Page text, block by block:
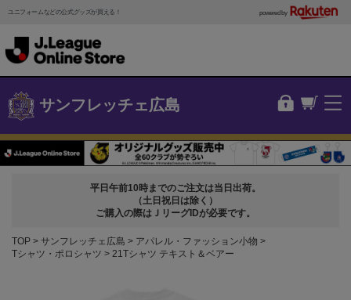
ユニフォームなどの公式グッズが買える！ powered by
サンフレッチェ広島
平日午前10時までのご注文は当日出荷。
（土日祝日は除く）
ご購入の際はＪリーグIDが必要です。
TOP サンフレッチェ広島
アパレル・ファッション小物
Tシャツ・ポロシャツ
21Tシャツ テキスト＆ベアー